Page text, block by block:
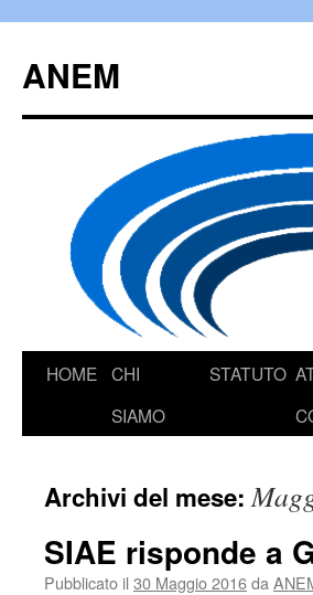
contenuto
ANEM
HOME CHI
SIAMO
STATUTO
Archivi del mese:
SIAE risponde a
Pubblicato il 30 Maggio 2016da